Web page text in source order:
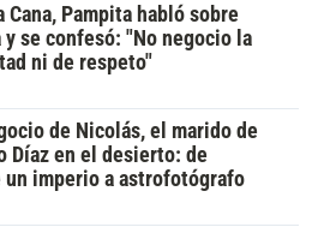
Cana, Pampita habló sobre
y se confesó: "No negocio la
ni de respeto"
de Nicolás, el marido de
Díaz en el desierto: de
un imperio a astrofotógrafo